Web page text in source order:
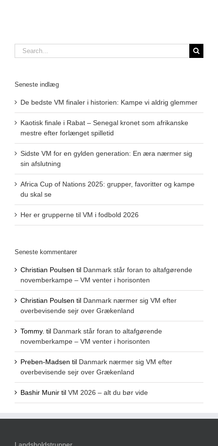
Search
for:
Seneste indlæg
De bedste VM finaler i historien: Kampe vi aldrig glemmer
Kaotisk finale i Rabat – Senegal kronet som afrikanske
mestre efter forlænget spilletid
Sidste VM for en gylden generation: En æra nærmer sig
sin afslutning
Africa Cup of Nations 2025: grupper, favoritter og kampe
du skal se
Her er grupperne til VM i fodbold 2026
Seneste kommentarer
Christian Poulsen til Danmark står foran to altafgørende
novemberkampe – VM venter i horisonten
Christian Poulsen til Danmark nærmer sig VM efter
overbevisende sejr over Grækenland
Tommy. til Danmark står foran to altafgørende
novemberkampe – VM venter i horisonten
Preben-Madsen til Danmark nærmer sig VM efter
overbevisende sejr over Grækenland
Bashir Munir til VM 2026 – alt du bør vide